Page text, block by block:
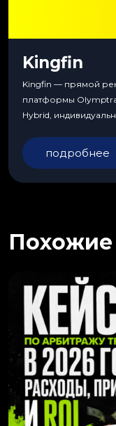
Kingfin
Kingfin — прямой
платформы
Hybrid,
подробнее